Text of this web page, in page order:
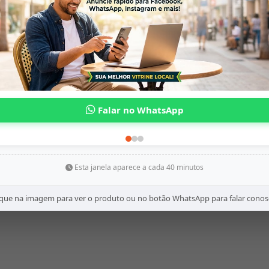
Esta janela aparece a cada 40 minutos
na imagem para ver o produto ou no botão WhatsApp para falar